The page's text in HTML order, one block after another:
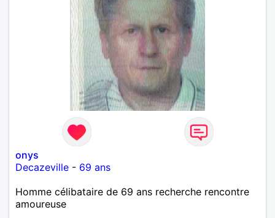
échanges sincères, les valeurs de respect et de
simplicité, nous pourrions faire connaissance autour
d'un café suivi d'une balade, sans précipitation et
laisser le temps faire le reste. Au plaisir de vous lire.
onys
Decazeville - 69 ans
Homme célibataire de 69 ans recherche rencontre
amoureuse